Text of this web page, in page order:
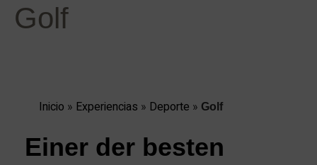
Golf
Inicio » Experiencias » Deporte » Golf
Einer der besten